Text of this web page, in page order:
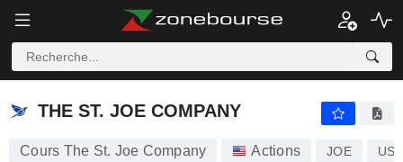
THE ST. JOE COMPANY
THE ST. JOE COMPANY
Cours The St. Joe Company Actions JOE